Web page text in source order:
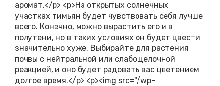
аромат.</p> <p>На открытых солнечных
участках тимьян будет чувствовать себя лучше
всего. Конечно, можно вырастить его и в
полутени, но в таких условиях он будет цвести
значительно хуже. Выбирайте для растения
почвы с нейтральной или слабощелочной
реакцией, и оно будет радовать вас цветением
долгое время.</p> <p><img src="/wp-